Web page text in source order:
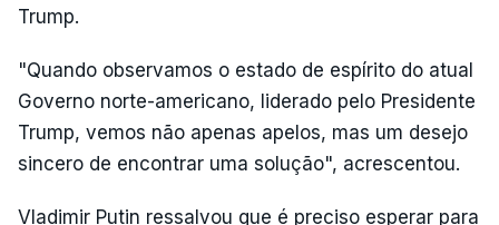
Trump.
"Quando observamos o estado de espírito do atual
Governo norte-americano, liderado pelo Presidente
Trump, vemos não apenas apelos, mas um desejo
sincero de encontrar uma solução", acrescentou.
Vladimir Putin ressalvou que é preciso esperar para